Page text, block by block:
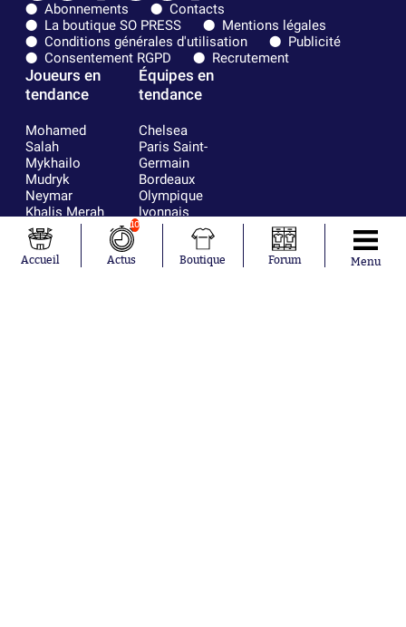
Abonnements
Contacts
La boutique SO PRESS
Mentions légales
Conditions générales d'utilisation
Publicité
Consentement RGPD
Recrutement
Joueurs en
tendance
Mohamed
Salah
Mykhailo
Mudryk
Neymar
Khalis Merah
Loïs Openda
Moussa
Niakhaté
Équipes en
tendance
Chelsea
Paris Saint-
Germain
Bordeaux
Olympique
lyonnais
FIFA
Real Madrid
RC Strasbourg
Accueil
10
Actus Boutique Forum Menu